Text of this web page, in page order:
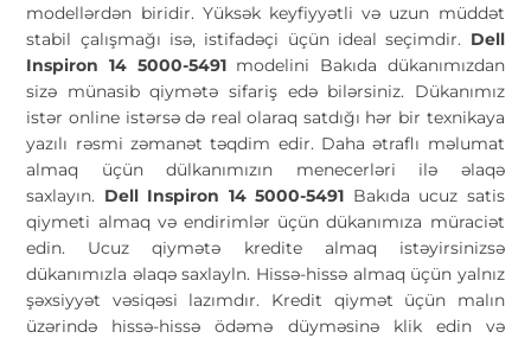
modellərdən biridir. Yüksək keyfiyyətli və uzun müddət
stabil çalışmağı isə, istifadəçi üçün ideal seçimdir. Dell
Inspiron 14 5000-5491 modelini Bakıda dükanımızdan
sizə münasib qiymətə sifariş edə bilərsiniz. Dükanımız
istər online istərsə də real olaraq satdığı hər bir texnikaya
yazılı rəsmi zəmanət təqdim edir. Daha ətraflı məlumat
almaq üçün dülkanımızın menecerləri ilə əlaqə
saxlayın. Dell Inspiron 14 5000-5491 Bakıda ucuz satis
qiymeti almaq və endirimlər üçün dükanımıza müraciət
edin. Ucuz qiymətə kredite almaq istəyirsinizsə
dükanımızla əlaqə saxlayln. Hissə-hissə almaq üçün yalnız
şəxsiyyət vəsiqəsi lazımdır. Kredit qiymət üçün malın
üzərində hissə-hissə ödəmə düyməsinə klik edin və